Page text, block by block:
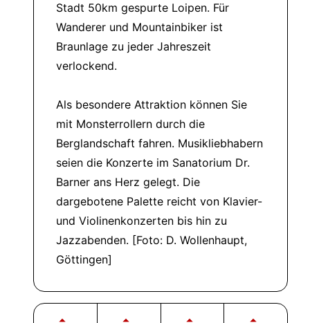
Stadt 50km gespurte Loipen. Für
Wanderer und Mountainbiker ist
Braunlage zu jeder Jahreszeit
verlockend.
Als besondere Attraktion können Sie
mit Monsterrollern durch die
Berglandschaft fahren. Musikliebhabern
seien die Konzerte im Sanatorium Dr.
Barner ans Herz gelegt. Die
dargebotene Palette reicht von Klavier-
und Violinenkonzerten bis hin zu
Jazzabenden. [Foto: D. Wollenhaupt,
Göttingen]